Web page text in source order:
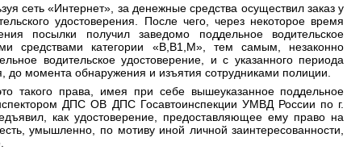
сеть «Интернет», за денежные средства осуществил заказ у
удостоверения. После чего, через некоторое время
посылки получил заведомо поддельное водительское
средствами категории «В,В1,М», тем самым, незаконно
водительское удостоверение, и с указанного периода
до момента обнаружения и изъятия сотрудниками полиции.
такого права, имея при себе вышеуказанное поддельное
ДПС ОВ ДПС Госавтоинспекции УМВД России по г.
как удостоверение, предоставляющее ему право на
умышленно, по мотиву иной личной заинтересованности,